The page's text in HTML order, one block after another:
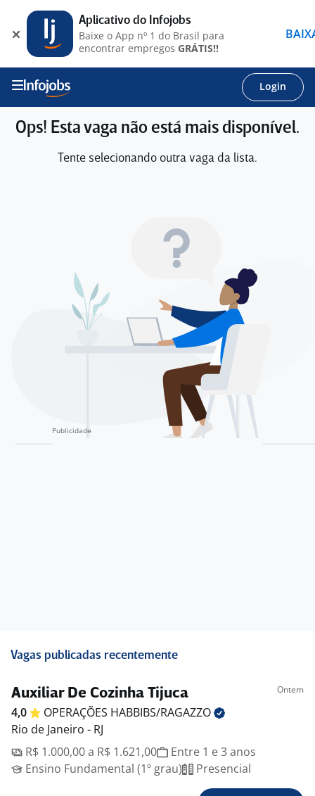
Login
Ops! Esta vaga não está mais disponível.
Tente selecionando outra vaga da lista.
Vagas publicadas recentemente
Auxiliar De Cozinha Tijuca Ontem
4,0 OPERAÇÕES HABBIBS/RAGAZZO
Rio de Janeiro - RJ
R$ 1.000,00 a R$ 1.621,00
Entre 1 e 3 anos
Ensino Fundamental (1º grau)
Presencial
Aplicativo do Infojobs
Baixe o App nº 1 do Brasil para
encontrar empregos GRÁTIS!!